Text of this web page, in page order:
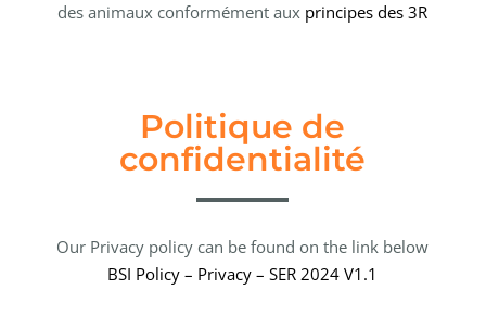
des animaux conformément aux principes des 3R
Politique de
confidentialité
Our Privacy policy can be found on the link below
BSI Policy – Privacy – SER 2024 V1.1